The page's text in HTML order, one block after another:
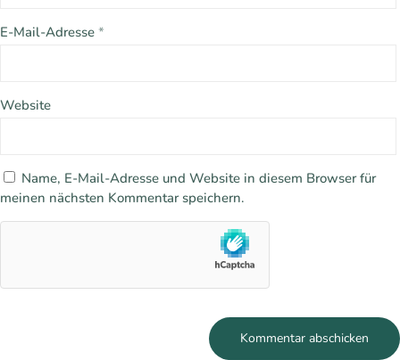
E-Mail-Adresse *
Website
Name, E-Mail-Adresse und Website in diesem Browser für
meinen nächsten Kommentar speichern.